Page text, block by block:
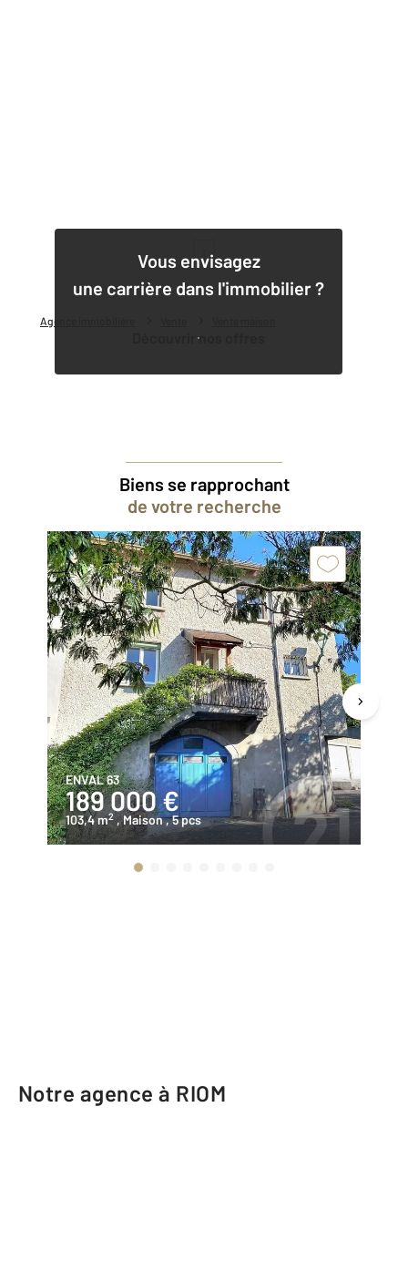
Agence immobilière
Vous envisagez
une carrière dans l'immobilier ?
Découvrir nos offres
1
Biens se rapprochant
de votre recherche
ENVAL 63
189 000 €
103,4 m2 , Maison, 5 pcs
Notre agence à RIOM